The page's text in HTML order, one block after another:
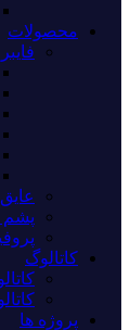
محصولات
کاتالوگ
پروژه ها